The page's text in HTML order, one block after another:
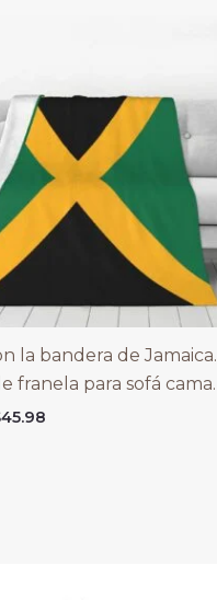
la bandera de Jamaica.
franela para sofá cama.
45.98